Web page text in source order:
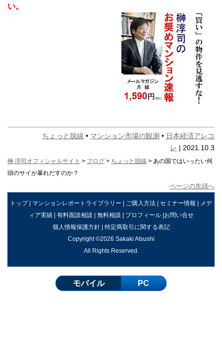
い。
ちょっと脱線 • マンション市場の観測 • 日本経済アレコ
レ | 2021.10.3
榊 淳司オフィシャルサイト > ブログ > ちょっと脱線 > あの国ではいったい何
頭のサイが暴れだすのか？
ページの先頭へ
トップ| マンションレポートライブラリー | ご購入方法 | セミナー情報 | メデ
ィア実績| 有料面談相談 | 無料相談 | プロフィール|お問い合せ
個人情報保護方針| 特定商取引に関する表記
Copyright ©2026 Sakaki Atsushi
All Rights Reserved.
モバイル PC